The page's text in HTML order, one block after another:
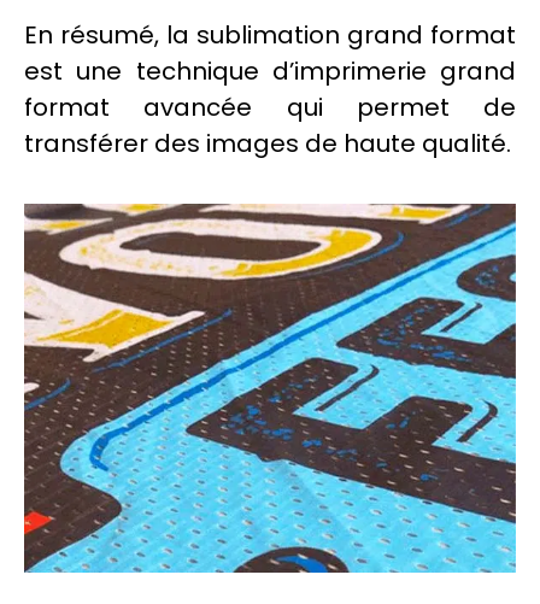
En résumé, la sublimation grand format
est une technique d’imprimerie grand
format avancée qui permet de
transférer des images de haute qualité.